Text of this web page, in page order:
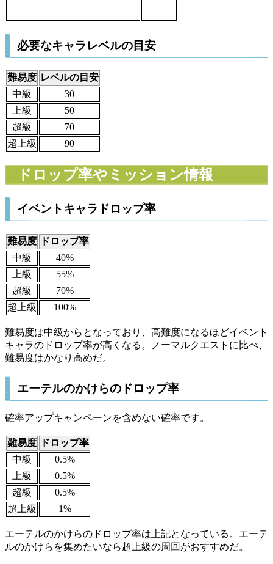
必要なキャラレベルの目安
難易度 レベルの目安
中級
30
上級
50
超級
70
超上級
90
ドロップ率やミッション情報
イベントキャラドロップ率
難易度
ドロップ率
中級
40%
上級
55%
超級
70%
超上級
100%
難易度は中級からとなっており、高難度になるほどイベント
キャラのドロップ率が高くなる。ノーマルクエストに比べ、
難易度はかなり高めだ。
エーテルのかけらのドロップ率
確率アップキャンペーンを含めない確率です。
難易度
ドロップ率
中級
0.5%
上級
0.5%
超級
0.5%
超上級
1%
エーテルのかけらのドロップ率は上記となっている。エーテ
ルのかけらを集めたいなら超上級の周回がおすすめだ。